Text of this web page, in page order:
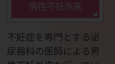
男性不妊外来
不妊症を専門とする泌
尿器科の医師による男